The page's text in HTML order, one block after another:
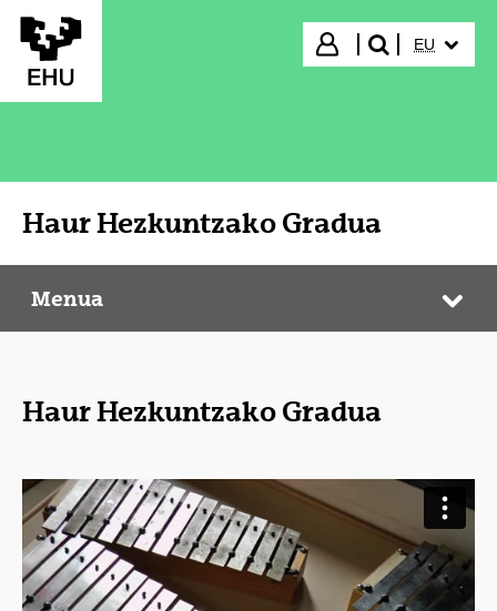
Eduki nagusira joan
Hasi saioa
bilatu"
EU
Haur Hezkuntzako Gradua
Haur Hezkuntzako Gradua
Menua
Haur Hezkuntzako Gradua